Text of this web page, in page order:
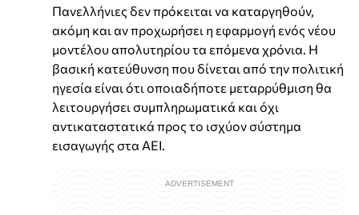
Πανελλήνιες δεν πρόκειται να καταργηθούν,
ακόμη και αν προχωρήσει η εφαρμογή ενός νέου
μοντέλου απολυτηρίου τα επόμενα χρόνια. Η
βασική κατεύθυνση που δίνεται από την πολιτική
ηγεσία είναι ότι οποιαδήποτε μεταρρύθμιση θα
λειτουργήσει συμπληρωματικά και όχι
αντικαταστατικά προς το ισχύον σύστημα
εισαγωγής στα ΑΕΙ.